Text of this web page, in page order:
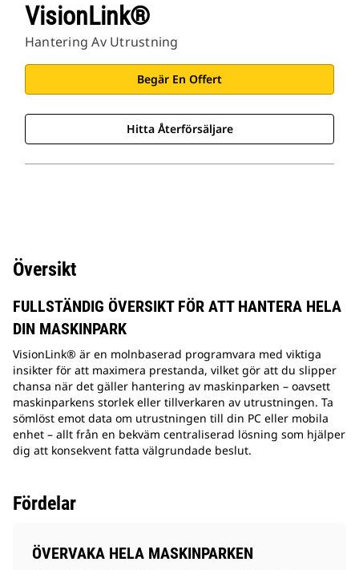
VisionLink®
Hantering Av Utrustning
Begär En Offert
Hitta Återförsäljare
Översikt
FULLSTÄNDIG ÖVERSIKT FÖR ATT HANTERA HELA
DIN MASKINPARK
VisionLink® är en molnbaserad programvara med viktiga
insikter för att maximera prestanda, vilket gör att du slipper
chansa när det gäller hantering av maskinparken – oavsett
maskinparkens storlek eller tillverkaren av utrustningen. Ta
sömlöst emot data om utrustningen till din PC eller mobila
enhet – allt från en bekväm centraliserad lösning som hjälper
dig att konsekvent fatta välgrundade beslut.
Fördelar
ÖVERVAKA HELA MASKINPARKEN